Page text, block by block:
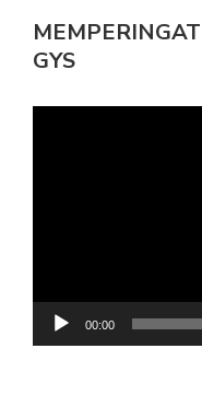
GYS
00:00